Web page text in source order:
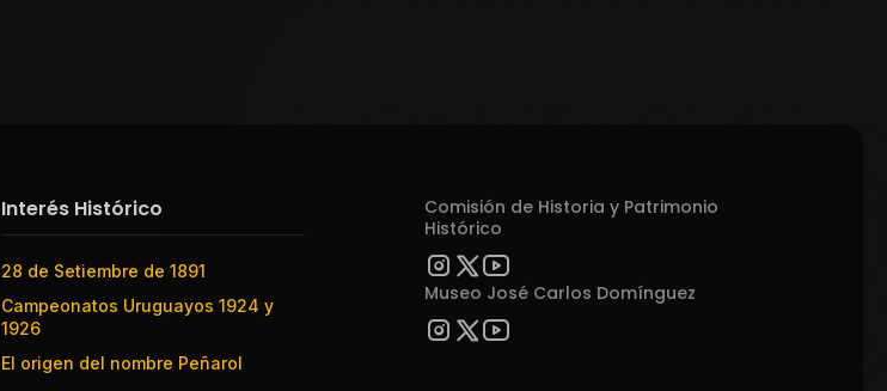
Interés Histórico
28 de Setiembre de 1891
Campeonatos Uruguayos 1924 y
1926
El origen del nombre Peñarol
Comisión de Historia y Patrimonio
Histórico
Museo José Carlos Domínguez